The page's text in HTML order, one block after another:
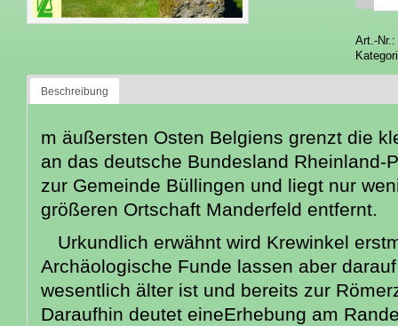
Art.-Nr.:
Beschreibung
m äußersten Osten Belgiens grenzt die
an das deutsche Bundesland Rheinland-
zur Gemeinde Büllingen und liegt nur
größeren Ortschaft Manderfeld entfernt.
Urkundlich erwähnt wird Krewinkel
Archäologische Funde lassen aber
wesentlich älter ist und bereits zur
Daraufhin deutet eineErhebung am